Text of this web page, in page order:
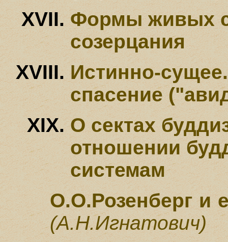
Формы живых
созерцания
Истинно-
спасение
О сектах
отношении
системам
О.О.Розенберг и
(А.Н.Игнатович)